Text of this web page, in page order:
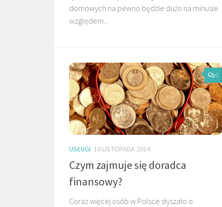
domowych na pewno będzie dużo na minusie
względem...
0
USŁUGI 10 LISTOPADA 2016
Czym zajmuje się doradca
finansowy?
Coraz więcej osób w Polsce słyszało o